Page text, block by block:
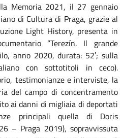
Memoria 2021, il 27 gennaio
di Cultura di Praga, grazie al
Light History, presenta in
“Terezín. Il grande
anno 2020, durata: 52′; sulla
con sottotitoli in ceco).
testimonianze e interviste, la
del campo di concentramento
ai danni di migliaia di deportati
principali quella di Doris
– Praga 2019), sopravvissuta